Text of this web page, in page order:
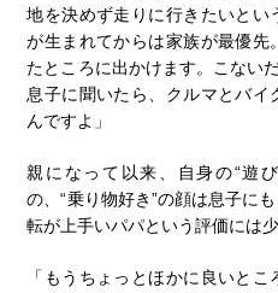
地を決めず走りに行きたいとい
が生まれてからは家族が最優先
たところに出かけます。こない
息子に聞いたら、クルマとバイ
んですよ」
親になって以来、自身の“遊
の、“乗り物好き”の顔は息子に
転が上手いパパという評価には
「もうちょっとほかに良いと